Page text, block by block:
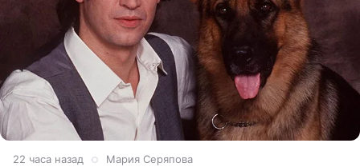
22 часа назад Мария Серяпова